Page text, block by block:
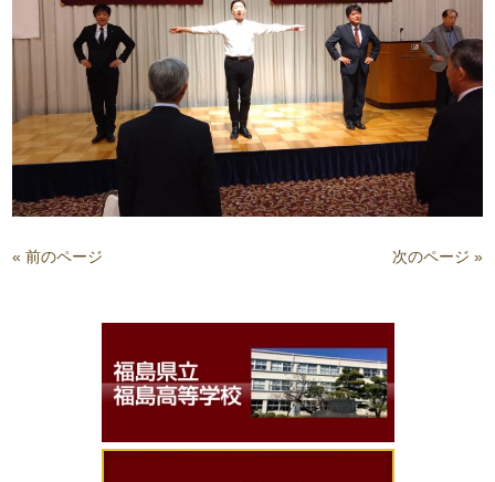
« 前のページ 次のページ »